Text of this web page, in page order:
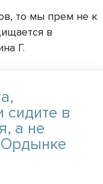
то мы прем не к
в
Г.
сидите в
а не